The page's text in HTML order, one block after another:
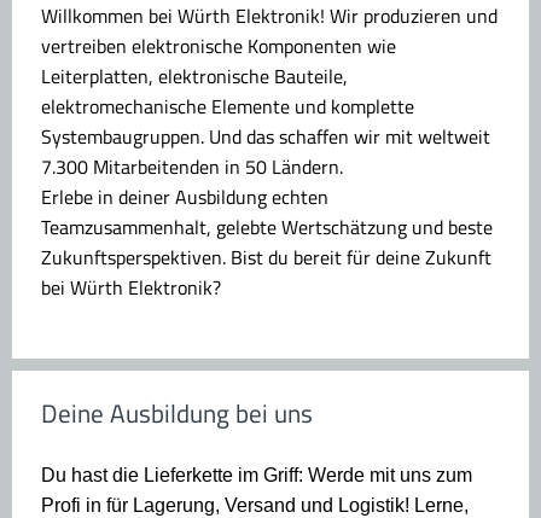
Willkommen bei Würth Elektronik! Wir produzieren und
vertreiben elektronische Komponenten wie
Leiterplatten, elektronische Bauteile,
elektromechanische Elemente und komplette
Systembaugruppen. Und das schaffen wir mit weltweit
7.300 Mitarbeitenden in 50 Ländern.
Erlebe in deiner Ausbildung echten
Teamzusammenhalt, gelebte Wertschätzung und beste
Zukunftsperspektiven. Bist du bereit für deine Zukunft
bei Würth Elektronik?
Deine Ausbildung bei uns
Du hast die Lieferkette im Griff: Werde mit uns zum
Profi in für Lagerung, Versand und Logistik! Lerne,